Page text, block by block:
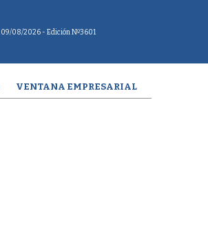
09/08/2026 - Edición Nº3601
VENTANA EMPRESARIAL